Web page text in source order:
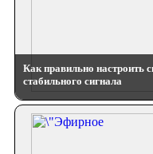
Как правильно настроить
стабильного сигнала